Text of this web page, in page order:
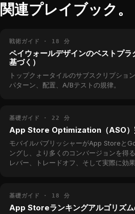
関連プレイブック。
戦術ガイド · 18 分
ペイウォールデザインのベストプ
基づく）
トップクォータイルのサブスクリプショ
パターン、配置、A/Bテストの規律。
基礎ガイド · 22 分
App Store Optimization（ASO）
モバイルパブリッシャーがApp Storeと
ングし、より多くのコンバージョンを
レバー、トレードオフ、そして実際に効果
基礎ガイド · 18 分
App Storeランキングアルゴリズム